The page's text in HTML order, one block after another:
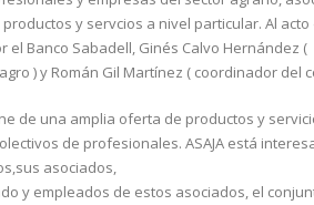
productos y servcios a nivel particular. Al
el Banco Sabadell, Ginés Calvo Hernández (
) y Román Gil Martínez ( coordinador del
de una amplia oferta de productos y
de profesionales. ASAJA está
asociados,
y empleados de estos asociados, el